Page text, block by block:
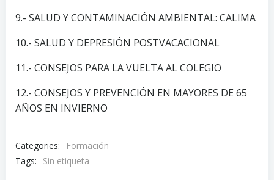
9.- SALUD Y CONTAMINACIÓN AMBIENTAL: CALIMA
10.- SALUD Y DEPRESIÓN POSTVACACIONAL
11.- CONSEJOS PARA LA VUELTA AL COLEGIO
12.- CONSEJOS Y PREVENCIÓN EN MAYORES DE 65
AÑOS EN INVIERNO
Categories:
Formación
Tags:
Sin etiqueta